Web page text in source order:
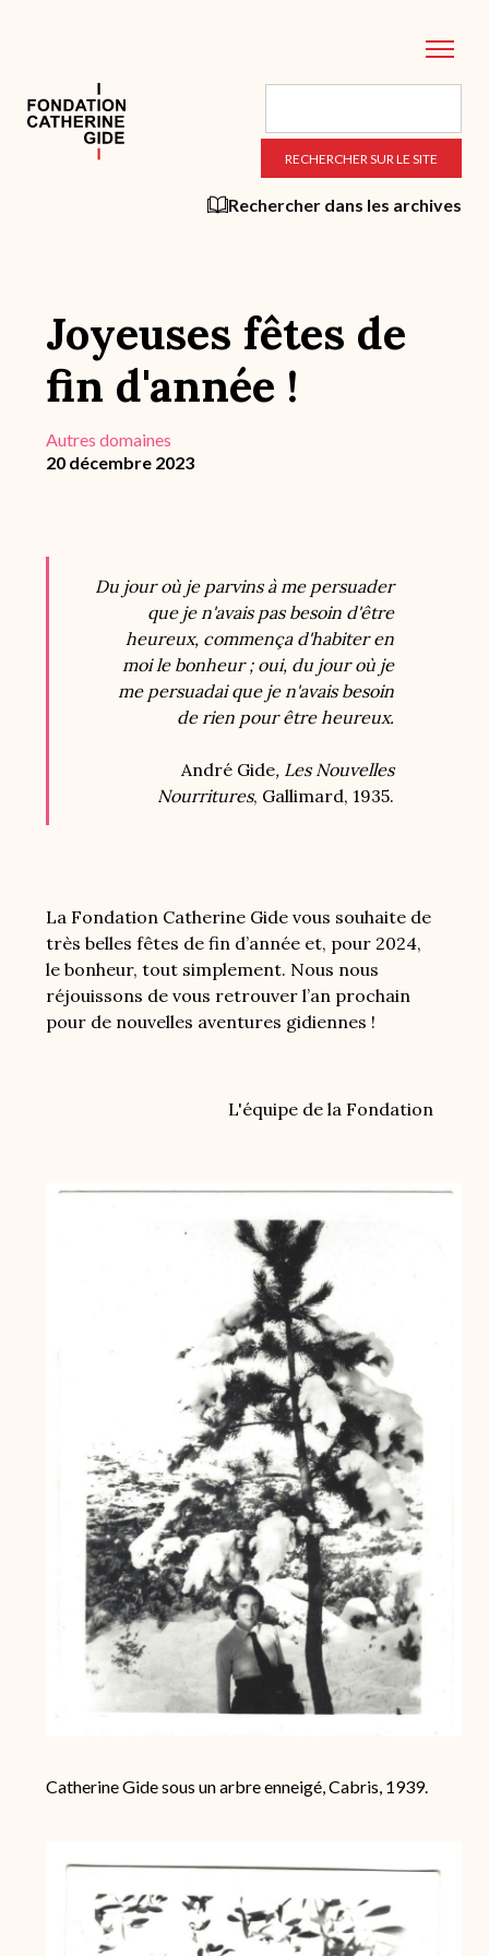
principal
Rechercher dans les archives
Joyeuses fêtes de
fin d'année !
Autres domaines
20 décembre 2023
Du jour où je parvins à me persuader
que je n'avais pas besoin d'être
heureux, commença d'habiter en
moi le bonheur ; oui, du jour où je
me persuadai que je n'avais besoin
de rien pour être heureux.
André Gide, Les Nouvelles
Nourritures, Gallimard, 1935.
La Fondation Catherine Gide vous souhaite de
très belles fêtes de fin d’année et, pour 2024,
le bonheur, tout simplement. Nous nous
réjouissons de vous retrouver l’an prochain
pour de nouvelles aventures gidiennes !
L'équipe de la Fondation
Image
Catherine Gide sous un arbre enneigé, Cabris, 1939.